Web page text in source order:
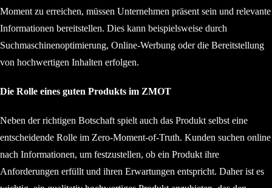
Moment zu erreichen, müssen Unternehmen präsent sein und relevante
Informationen bereitstellen. Dies kann beispielsweise durch
Suchmaschinenoptimierung, Online-Werbung oder die Bereitstellung
von hochwertigen Inhalten erfolgen.
Die Rolle eines guten Produkts im ZMOT
Neben der richtigen Botschaft spielt auch das Produkt selbst eine
entscheidende Rolle im Zero-Moment-of-Truth. Kunden suchen online
nach Informationen, um festzustellen, ob ein Produkt ihre
Anforderungen erfüllt und ihren Erwartungen entspricht. Daher ist es